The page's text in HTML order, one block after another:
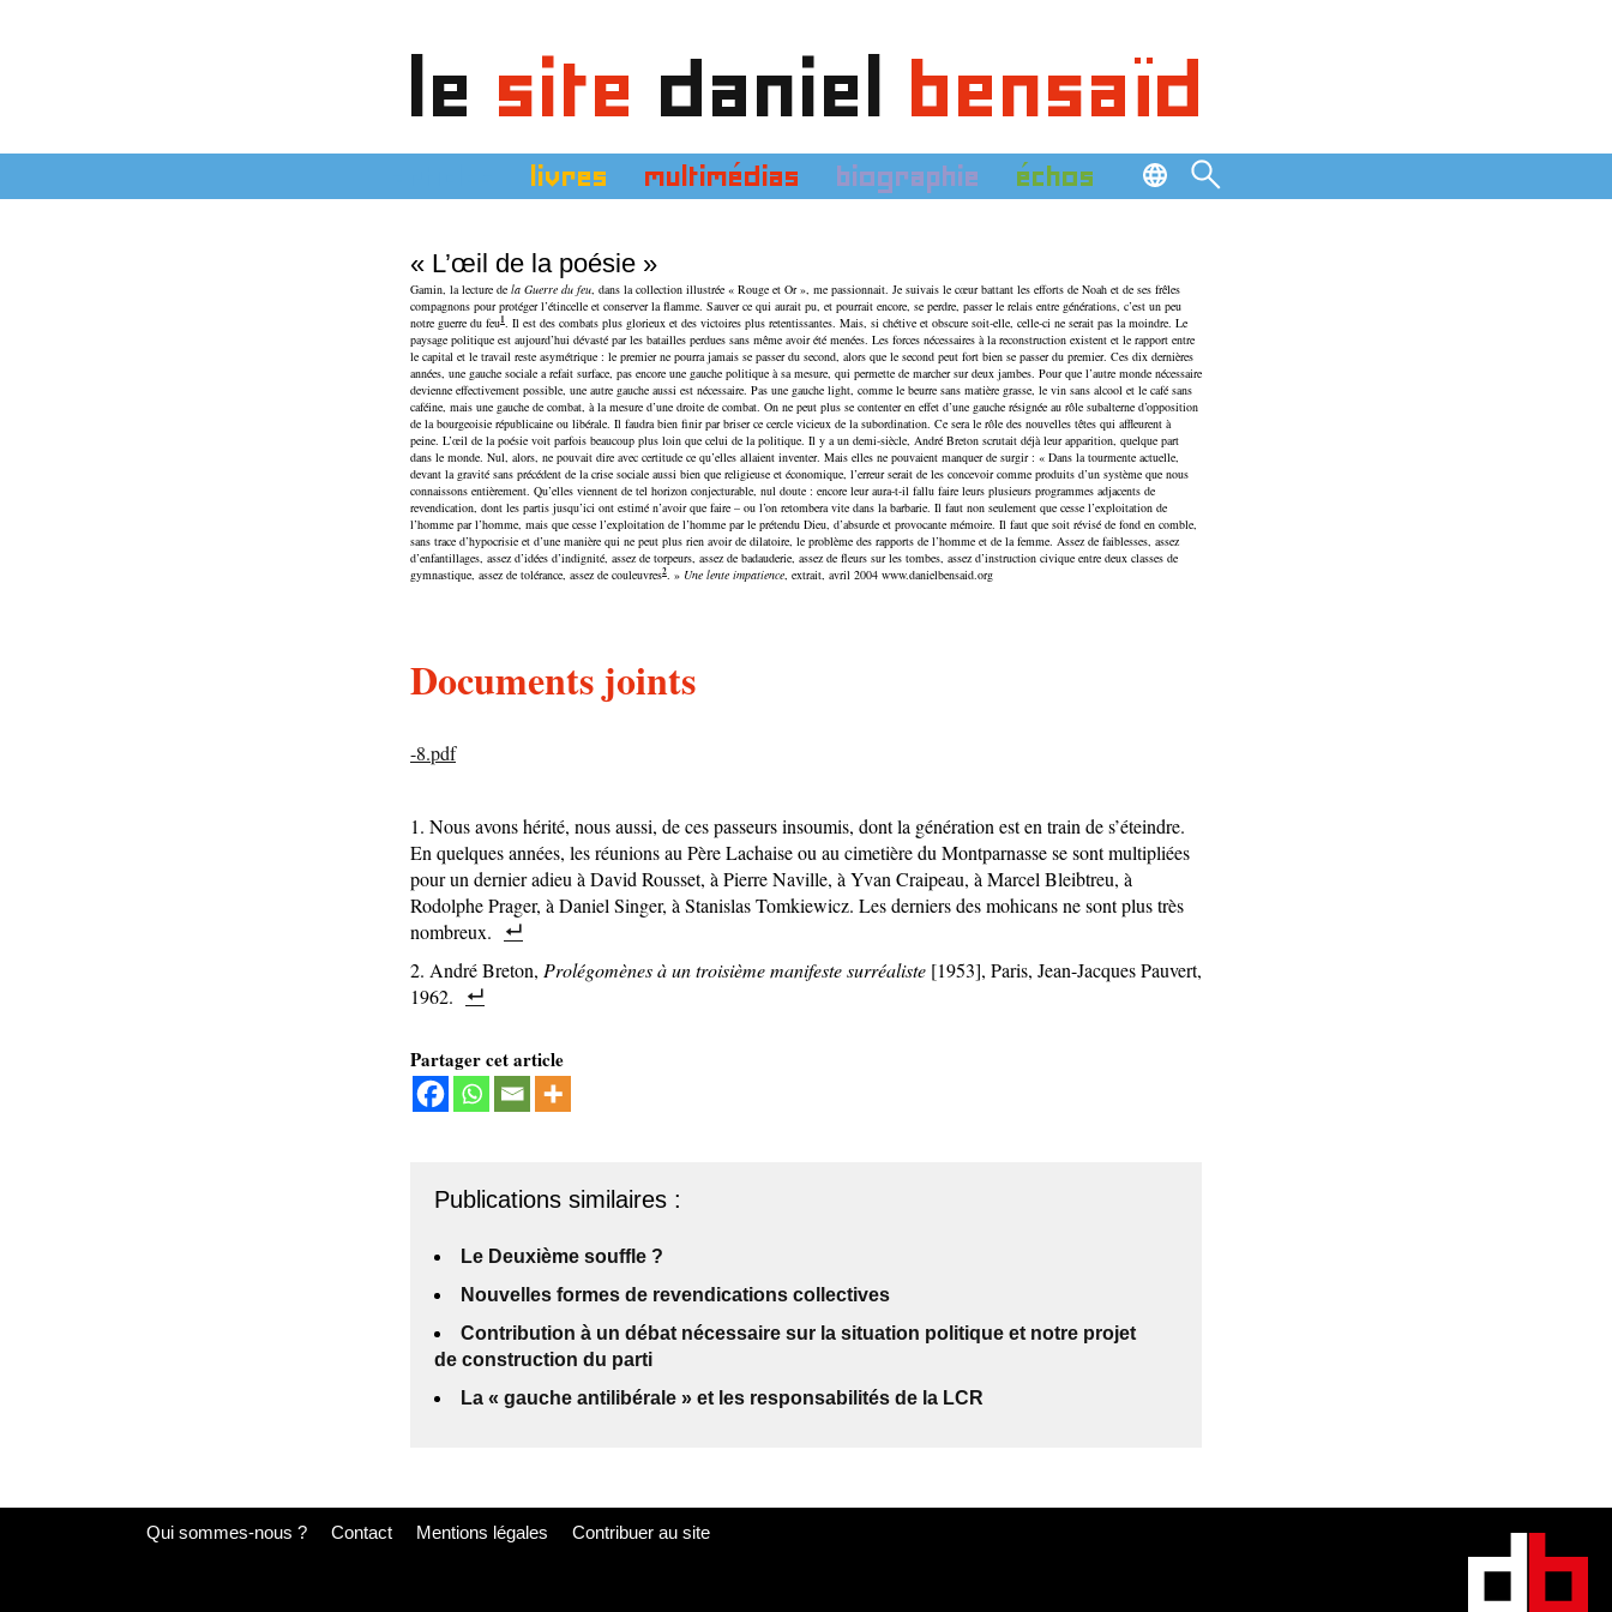
le site daniel bensaïd
livres multimédias biographie échos
« L’œil de la poésie »
Gamin, la lecture de la Guerre du feu, dans la collection illustrée « Rouge et Or », me passionnait. Je suivais le cœur battant les efforts de Noah et de ses frêles
compagnons pour protéger l’étincelle et conserver la flamme. Sauver ce qui aurait pu, et pourrait encore, se perdre, passer le relais entre générations, c’est un peu
notre guerre du feu1. Il est des combats plus glorieux et des victoires plus retentissantes. Mais, si chétive et obscure soit-elle, celle-ci ne serait pas la moindre. Le
paysage politique est aujourd’hui dévasté par les batailles perdues sans même avoir été menées. Les forces nécessaires à la reconstruction existent et le rapport entre
le capital et le travail reste asymétrique : le premier ne pourra jamais se passer du second, alors que le second peut fort bien se passer du premier. Ces dix dernières
années, une gauche sociale a refait surface, pas encore une gauche politique à sa mesure, qui permette de marcher sur deux jambes. Pour que l’autre monde nécessaire
devienne effectivement possible, une autre gauche aussi est nécessaire. Pas une gauche light, comme le beurre sans matière grasse, le vin sans alcool et le café sans
caféine, mais une gauche de combat, à la mesure d’une droite de combat. On ne peut plus se contenter en effet d’une gauche résignée au rôle subalterne d’opposition
de la bourgeoisie républicaine ou libérale. Il faudra bien finir par briser ce cercle vicieux de la subordination. Ce sera le rôle des nouvelles têtes qui affleurent à
peine. L’œil de la poésie voit parfois beaucoup plus loin que celui de la politique. Il y a un demi-siècle, André Breton scrutait déjà leur apparition, quelque part
dans le monde. Nul, alors, ne pouvait dire avec certitude ce qu’elles allaient inventer. Mais elles ne pouvaient manquer de surgir : « Dans la tourmente actuelle,
devant la gravité sans précédent de la crise sociale aussi bien que religieuse et économique, l’erreur serait de les concevoir comme produits d’un système que nous
connaissons entièrement. Qu’elles viennent de tel horizon conjecturable, nul doute : encore leur aura-t-il fallu faire leurs plusieurs programmes adjacents de
revendication, dont les partis jusqu’ici ont estimé n’avoir que faire – ou l’on retombera vite dans la barbarie. Il faut non seulement que cesse l’exploitation de
l’homme par l’homme, mais que cesse l’exploitation de l’homme par le prétendu Dieu, d’absurde et provocante mémoire. Il faut que soit révisé de fond en comble,
sans trace d’hypocrisie et d’une manière qui ne peut plus rien avoir de dilatoire, le problème des rapports de l’homme et de la femme. Assez de faiblesses, assez
d’enfantillages, assez d’idées d’indignité, assez de torpeurs, assez de badauderie, assez de fleurs sur les tombes, assez d’instruction civique entre deux classes de
gymnastique, assez de tolérance, assez de couleuvres2. » Une lente impatience, extrait, avril 2004 www.danielbensaid.org
Documents joints
-8.pdf
Nous avons hérité, nous aussi, de ces passeurs insoumis, dont la génération est en train de s’éteindre.
En quelques années, les réunions au Père Lachaise ou au cimetière du Montparnasse se sont multipliées
pour un dernier adieu à David Rousset, à Pierre Naville, à Yvan Craipeau, à Marcel Bleibtreu, à
Rodolphe Prager, à Daniel Singer, à Stanislas Tomkiewicz. Les derniers des mohicans ne sont plus très
nombreux.
André Breton, Prolégomènes à un troisième manifeste surréaliste [1953], Paris, Jean-Jacques Pauvert,
1962.
Partager cet article
Publications similaires :
Le Deuxième souffle ?
Nouvelles formes de revendications collectives
Contribution à un débat nécessaire sur la situation politique et notre projet
de construction du parti
La « gauche antilibérale » et les responsabilités de la LCR
Qui sommes-nous ? Contact Mentions légales Contribuer au site